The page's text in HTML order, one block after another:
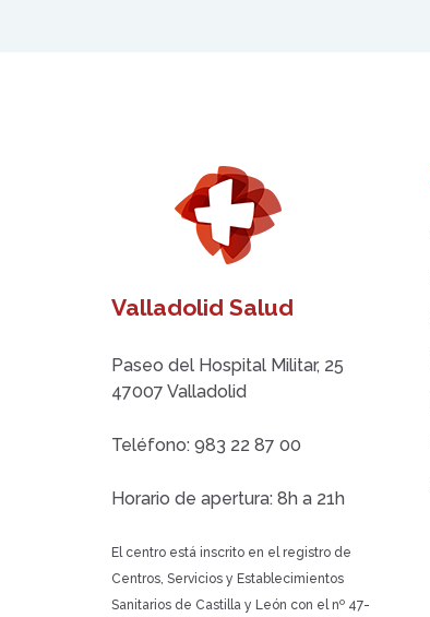
Valladolid Salud
Paseo del Hospital Militar, 25
47007 Valladolid
Teléfono: 983 22 87 00
Horario de apertura: 8h a 21h
El centro está inscrito en el registro de
Centros, Servicios y Establecimientos
Sanitarios de Castilla y León con el nº 47-